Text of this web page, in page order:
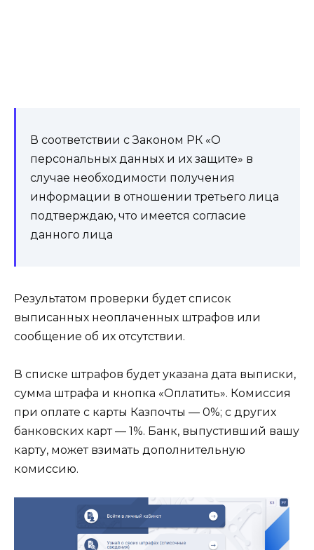
В соответствии с Законом РК «О
персональных данных и их защите» в
случае необходимости получения
информации в отношении третьего лица
подтверждаю, что имеется согласие
данного лица
Результатом проверки будет список
выписанных неоплаченных штрафов или
сообщение об их отсутствии.
В списке штрафов будет указана дата выписки,
сумма штрафа и кнопка «Оплатить». Комиссия
при оплате с карты Казпочты — 0%; с других
банковских карт — 1%. Банк, выпустивший вашу
карту, может взимать дополнительную
комиссию.